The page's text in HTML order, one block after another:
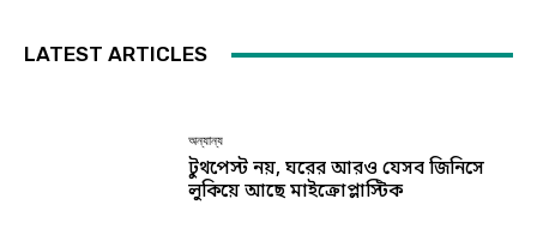
LATEST ARTICLES
অন্যান্য
টুথপেস্ট নয়, ঘরের আরও যেসব জিনিসে
লুকিয়ে আছে মাইক্রোপ্লাস্টিক